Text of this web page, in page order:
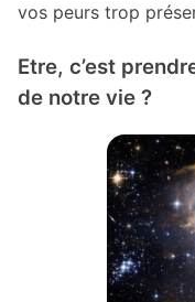
vos peurs trop
Etre, c’est
de notre vie ?